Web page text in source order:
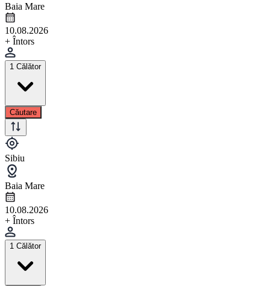
Baia Mare
10.08.2026
+ Întors
1 Călător
Căutare
Sibiu
Baia Mare
10.08.2026
+ Întors
1 Călător